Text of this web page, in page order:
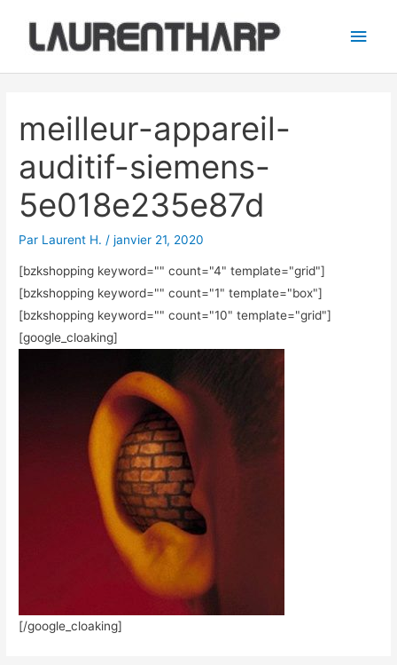
contenu
meilleur-appareil-
auditif-siemens-
5e018e235e87d
Par Laurent H. /janvier 21, 2020
[bzkshopping keyword="" count="4" template="grid"]
[bzkshopping keyword="" count="1" template="box"]
[bzkshopping keyword="" count="10" template="grid"]
[google_cloaking]
[/google_cloaking]
articles